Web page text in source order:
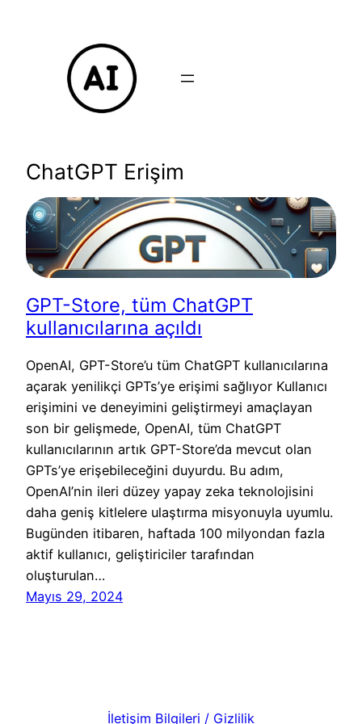
ChatGPT Erişim
GPT-Store, tüm ChatGPT
kullanıcılarına açıldı
OpenAI, GPT-Store’u tüm ChatGPT kullanıcılarına
açarak yenilikçi GPTs’ye erişimi sağlıyor Kullanıcı
erişimini ve deneyimini geliştirmeyi amaçlayan
son bir gelişmede, OpenAI, tüm ChatGPT
kullanıcılarının artık GPT-Store’da mevcut olan
GPTs’ye erişebileceğini duyurdu. Bu adım,
OpenAI’nin ileri düzey yapay zeka teknolojisini
daha geniş kitlelere ulaştırma misyonuyla uyumlu.
Bugünden itibaren, haftada 100 milyondan fazla
aktif kullanıcı, geliştiriciler tarafından
oluşturulan…
Mayıs 29, 2024
İletişim Bilgileri / Gizlilik